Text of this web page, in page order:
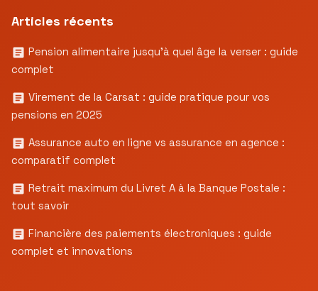
Articles récents
Pension alimentaire jusqu’à quel âge la verser : guide
complet
Virement de la Carsat : guide pratique pour vos
pensions en 2025
Assurance auto en ligne vs assurance en agence :
comparatif complet
Retrait maximum du Livret A à la Banque Postale :
tout savoir
Financière des paiements électroniques : guide
complet et innovations